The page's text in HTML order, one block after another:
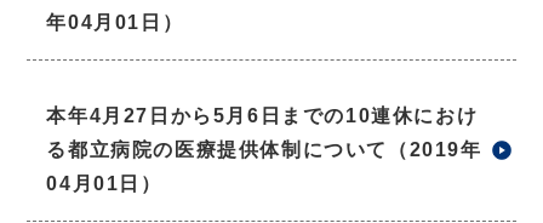
年04月01日）
本年4月27日から5月6日までの10連休におけ
る都立病院の医療提供体制について（2019年
04月01日）